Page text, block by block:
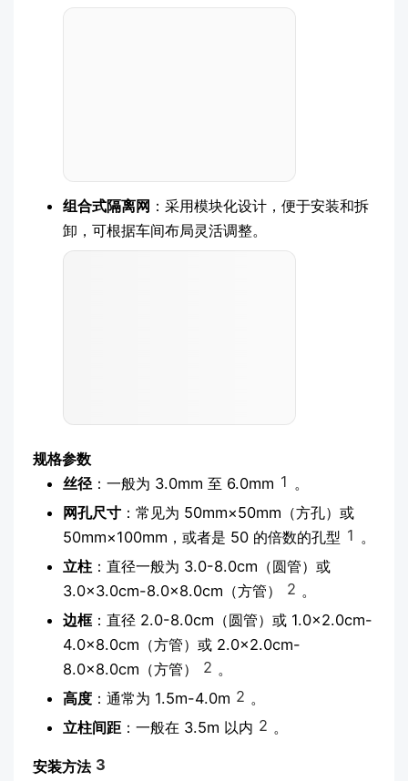
组合式隔离网 ：采用模块化设计，便于安装和拆
卸，可根据车间布局灵活调整。
规格参数
丝径：一般为 3.0mm 至 6.0mm 1 。
网孔尺寸：常见为 50mm×50mm（方孔）或
50mm×100mm，或者是 50 的倍数的孔型 1 。
立柱：直径一般为 3.0-8.0cm（圆管）或
3.0×3.0cm-8.0×8.0cm（方管）
2 。
边框：直径 2.0-8.0cm（圆管）或 1.0×2.0cm-
4.0×8.0cm（方管）或 2.0×2.0cm-
8.0×8.0cm（方管）
2 。
高度：通常为 1.5m-4.0m 2 。
立柱间距：一般在 3.5m 以内 2 。
安装方法 3